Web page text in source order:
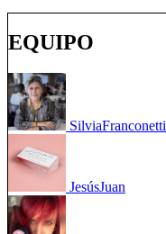
EQUIPO
SilviaFranconetti
JesúsJuan